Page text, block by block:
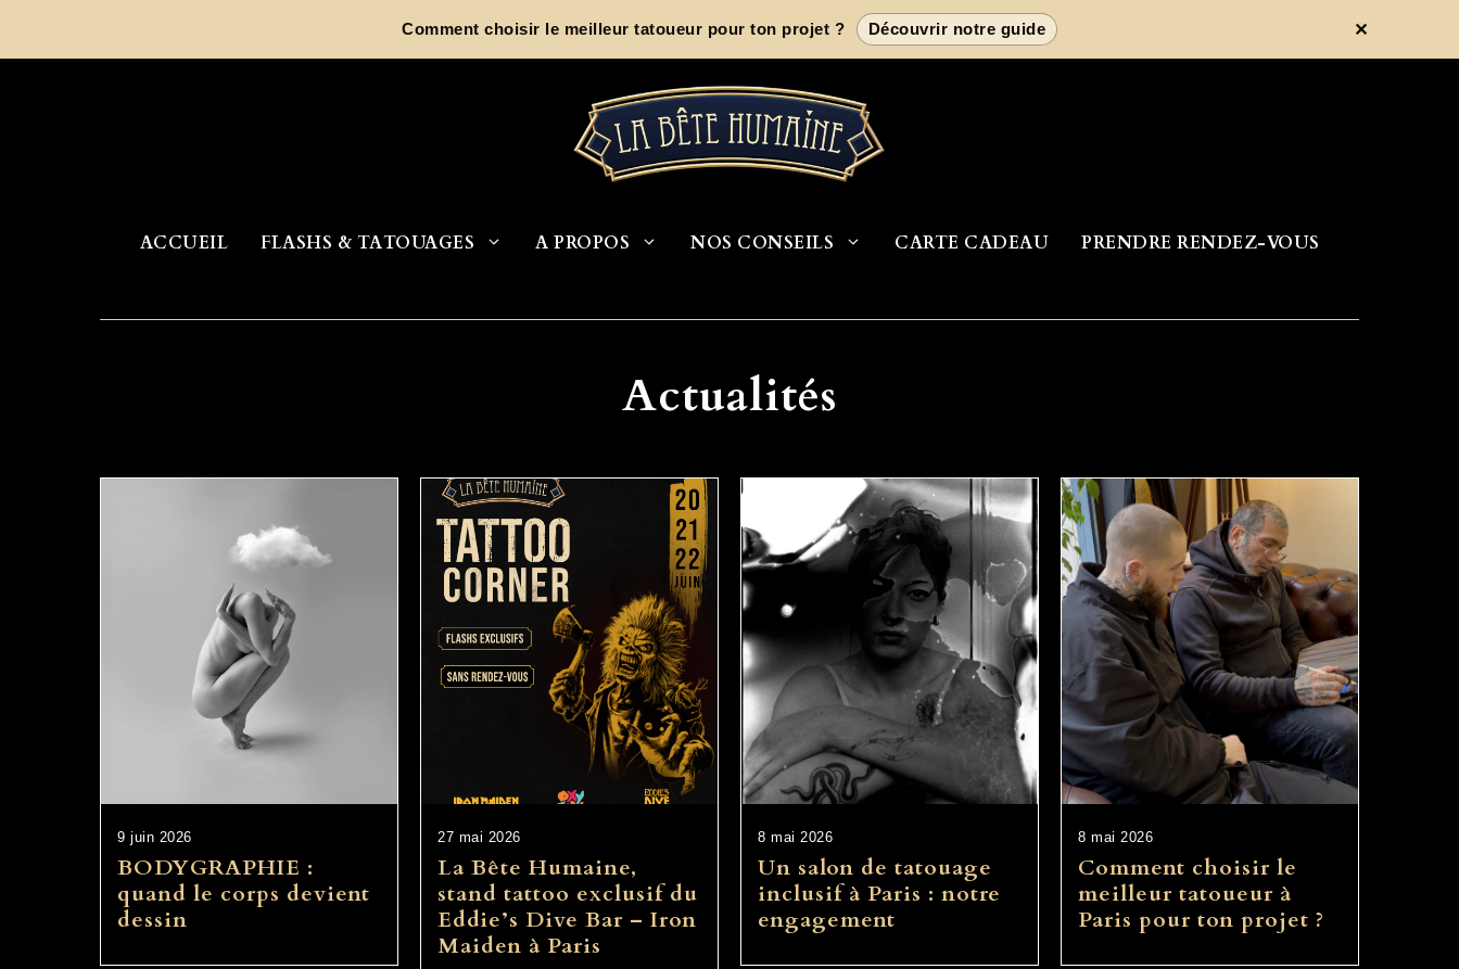
Comment choisir le meilleur tatoueur pour ton projet ? Découvrir notre guide ✕
ACCUEIL FLASHS & TATOUAGES A PROPOS NOS CONSEILS CARTE CADEAU PRENDRE RENDEZ-VOUS
Actualités
9 juin 2026
BODYGRAPHIE :
quand le corps devient
dessin
27 mai 2026
La Bête Humaine,
stand tattoo exclusif du
Eddie’s Dive Bar – Iron
Maiden à Paris
8 mai 2026
Un salon de tatouage
inclusif à Paris : notre
engagement
8 mai 2026
Comment choisir le
meilleur tatoueur à
Paris pour ton projet ?